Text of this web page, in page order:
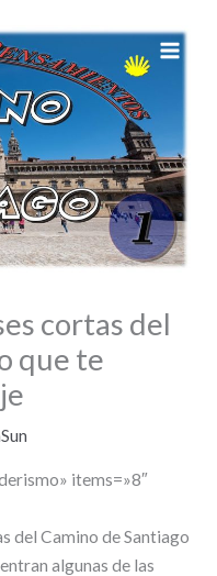
cortas del
que te
items=»8″
del Camino de Santiago
algunas de las